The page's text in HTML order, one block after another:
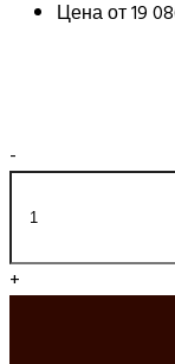
Цена от19
-
+